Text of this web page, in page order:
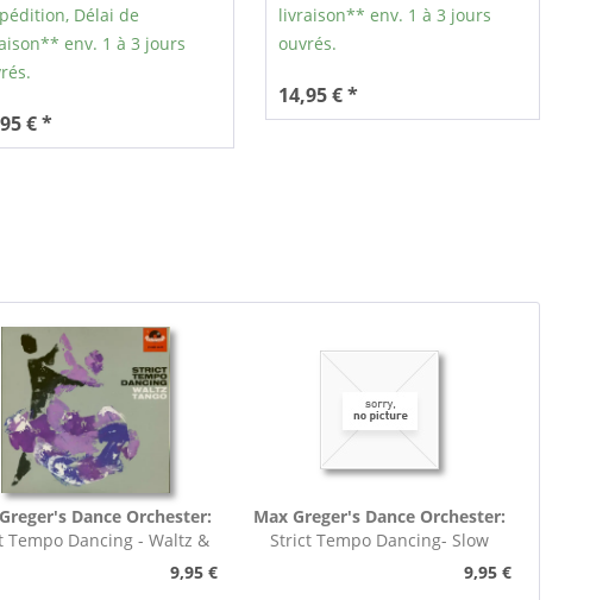
Délai de
env. 1 à 3 jours
€ *
livraison** env. 1 à 3 jours
ouvrés.
14,95 € *
Dance Orchester:
Tempo Dancing - Waltz &
9,95 €
Max Greger's Dance Orchester:
Strict Tempo Dancing- Slow
9,95 €